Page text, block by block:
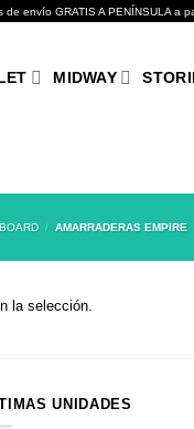
envío GRATIS A PENÍNSULA
MIDWAY
/ AMARRADERAS EMPIRE
la selección.
UNIDADES